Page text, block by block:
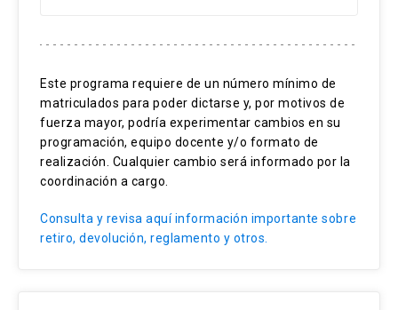
Data analytics.
Estadísticas y probabilidades avanzadas.
Soluciones empresariales.
Este programa requiere de un número mínimo de
matriculados para poder dictarse y, por motivos de
fuerza mayor, podría experimentar cambios en su
programación, equipo docente y/o formato de
realización. Cualquier cambio será informado por la
coordinación a cargo.
Consulta y revisa aquí información importante sobre
retiro, devolución, reglamento y otros.